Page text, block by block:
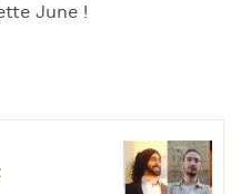
June !